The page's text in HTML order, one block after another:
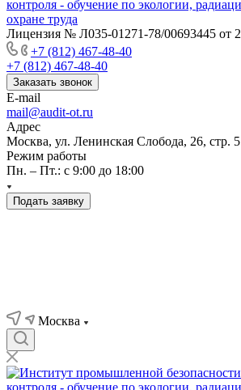
Лицензия № Л035-01271-78/00693445 от
+7 (812) 467-48-40
+7 (812) 467-48-40
Заказать звонок
E-mail
mail@audit-ot.ru
Адрес
Москва, ул. Ленинская Слобода, 26, стр. 5
Режим работы
Пн. – Пт.: с 9:00 до 18:00
Подать заявку
Москва